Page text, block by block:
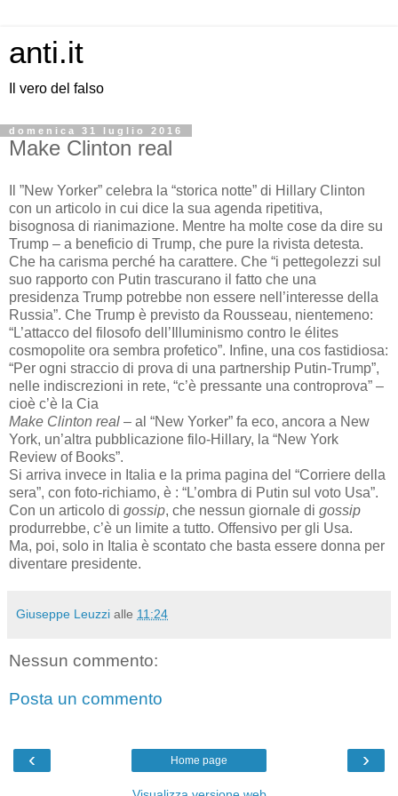
anti.it
Il vero del falso
domenica 31 luglio 2016
Make Clinton real
Il ”New Yorker” celebra la “storica notte” di Hillary Clinton
con un articolo in cui dice la sua agenda ripetitiva,
bisognosa di rianimazione. Mentre ha molte cose da dire su
Trump – a beneficio di Trump, che pure la rivista detesta.
Che ha carisma perché ha carattere. Che “i pettegolezzi sul
suo rapporto con Putin trascurano il fatto che una
presidenza Trump potrebbe non essere nell’interesse della
Russia”. Che Trump è previsto da Rousseau, nientemeno:
“L’attacco del filosofo dell’Illuminismo contro le élites
cosmopolite ora sembra profetico”. Infine, una cos fastidiosa:
“Per ogni straccio di prova di una partnership Putin-Trump”,
nelle indiscrezioni in rete, “c’è pressante una controprova” –
cioè c’è la Cia
Make Clinton real – al “New Yorker” fa eco, ancora a New
York, un’altra pubblicazione filo-Hillary, la “New York
Review of Books”.
Si arriva invece in Italia e la prima pagina del “Corriere della
sera”, con foto-richiamo, è : “L’ombra di Putin sul voto Usa”.
Con un articolo di gossip, che nessun giornale di gossip
produrrebbe, c’è un limite a tutto. Offensivo per gli Usa.
Ma, poi, solo in Italia è scontato che basta essere donna per
diventare presidente.
Giuseppe Leuzzi alle 11:24
Nessun commento:
Posta un commento
‹ ›
Home page